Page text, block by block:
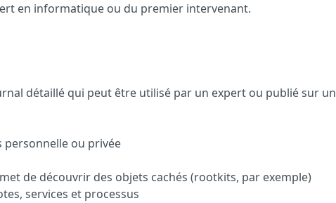
en informatique ou du premier intervenant.
détaillé qui peut être utilisé par un expert ou publié sur un
ou privée
de découvrir des objets cachés (rootkits, par exemple)
, services et processus